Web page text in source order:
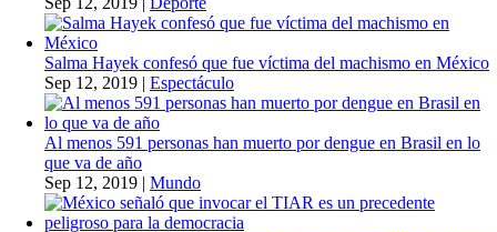
Salma Hayek confesó que fue víctima del machismo en México
Sep 12, 2019 | Espectáculo
Al menos 591 personas han muerto por dengue en Brasil en lo
que va de año
Sep 12, 2019 | Mundo